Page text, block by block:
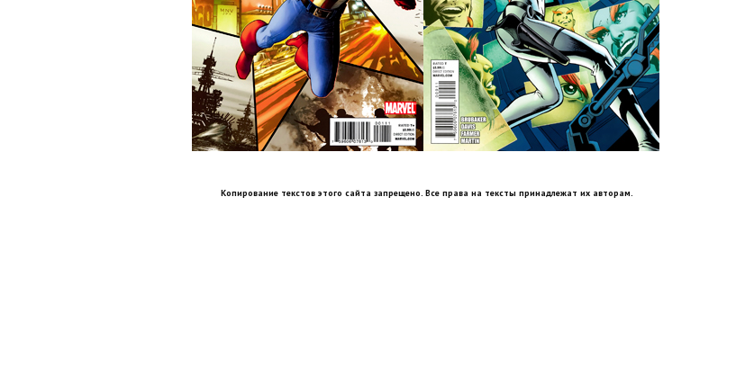
Копирование текстов этого сайта запрещено. Все права на тексты принадлежат их авторам.